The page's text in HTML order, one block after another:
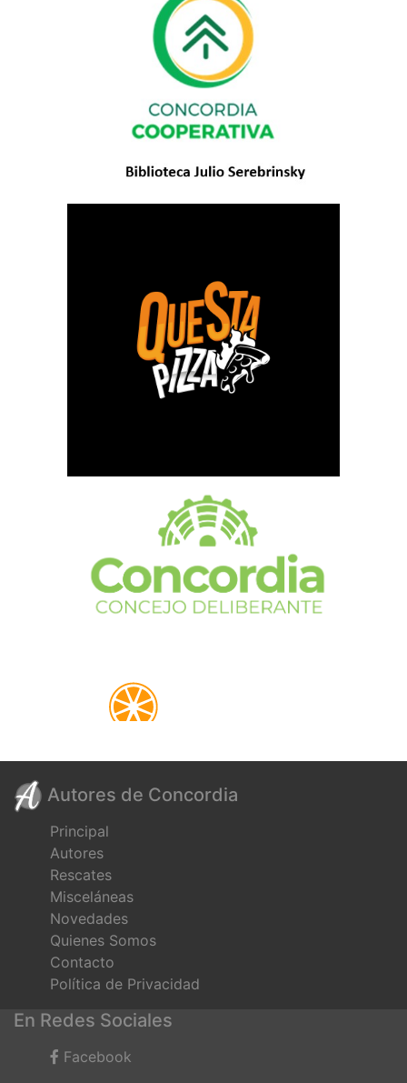
Autores de Concordia
Principal
Autores
Rescates
Misceláneas
Novedades
Quienes Somos
Contacto
Política de Privacidad
En Redes Sociales
Facebook